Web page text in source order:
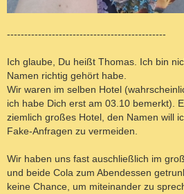
----------------------------------------------
Ich glaube, Du heißt Thomas. Ich bin
Namen richtig gehört habe.
Wir waren im selben Hotel
ich habe Dich erst am 03.10 bemerkt).
ziemlich großes Hotel, den Namen will
Fake-Anfragen zu vermeiden.
Wir haben uns fast auschließlich im
und beide Cola zum Abendessen
keine Chance, um miteinander zu